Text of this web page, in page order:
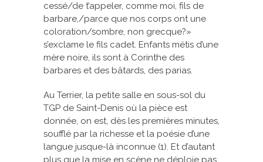
cessé/de t’appeler, comme moi, fils de
barbare,/parce que nos corps ont une
coloration/sombre, non grecque?»
s’exclame le fils cadet. Enfants métis d’une
mère noire, ils sont à Corinthe des
barbares et des bâtards, des parias.
Au Terrier, la petite salle en sous-sol du
TGP de Saint-Denis où la pièce est
donnée, on est, dès les premières minutes,
soufflé par la richesse et la poésie d’une
langue jusque-là inconnue (1). Et d’autant
plus que la mise en scène ne déploie pas